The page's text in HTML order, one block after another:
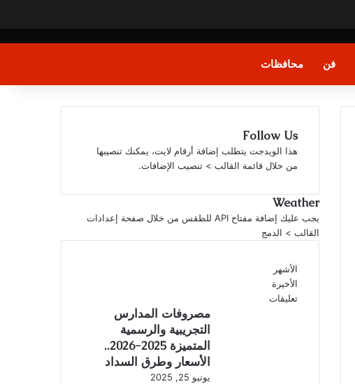
فن محافظات
Follow Us
هذا الويدجت يتطلب إضافة أرقام لايت، يمكنك تنصيبها
من خلال قائمة القالب > تنصيب الإضافات.
Weather
يجب عليك إضافة مفتاح API للطقس من خلال صفحة إعدادات
القالب > الدمج
الأشهر
الأخيرة
تعليقات
مصروفات المدارس
التجريبية والرسمية
المتميزة 2025-2026..
الأسعار وطرق السداد
يونيو 25, 2025